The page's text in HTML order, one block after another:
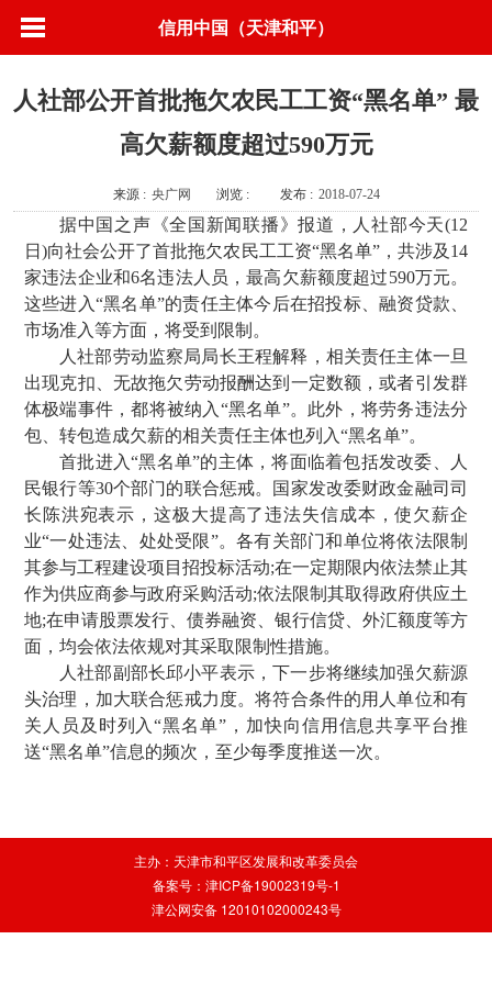
信用中国（天津和平）
人社部公开首批拖欠农民工工资“黑名单” 最
高欠薪额度超过590万元
来源 : 央广网 浏览 : 发布 : 2018-07-24
据中国之声《全国新闻联播》报道，人社部今天(12
日)向社会公开了首批拖欠农民工工资“黑名单”，共涉及14
家违法企业和6名违法人员，最高欠薪额度超过590万元。
这些进入“黑名单”的责任主体今后在招投标、融资贷款、
市场准入等方面，将受到限制。
人社部劳动监察局局长王程解释，相关责任主体一旦
出现克扣、无故拖欠劳动报酬达到一定数额，或者引发群
体极端事件，都将被纳入“黑名单”。此外，将劳务违法分
包、转包造成欠薪的相关责任主体也列入“黑名单”。
首批进入“黑名单”的主体，将面临着包括发改委、人
民银行等30个部门的联合惩戒。国家发改委财政金融司司
长陈洪宛表示，这极大提高了违法失信成本，使欠薪企
业“一处违法、处处受限”。各有关部门和单位将依法限制
其参与工程建设项目招投标活动;在一定期限内依法禁止其
作为供应商参与政府采购活动;依法限制其取得政府供应土
地;在申请股票发行、债券融资、银行信贷、外汇额度等方
面，均会依法依规对其采取限制性措施。
人社部副部长邱小平表示，下一步将继续加强欠薪源
头治理，加大联合惩戒力度。将符合条件的用人单位和有
关人员及时列入“黑名单”，加快向信用信息共享平台推
送“黑名单”信息的频次，至少每季度推送一次。
主办：天津市和平区发展和改革委员会
备案号：津ICP备19002319号-1
津公网安备 12010102000243号